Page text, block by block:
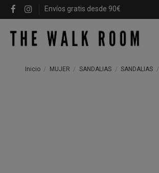
Envíos gratis desde 90€
Inicio MUJER SANDALIAS SANDALIAS